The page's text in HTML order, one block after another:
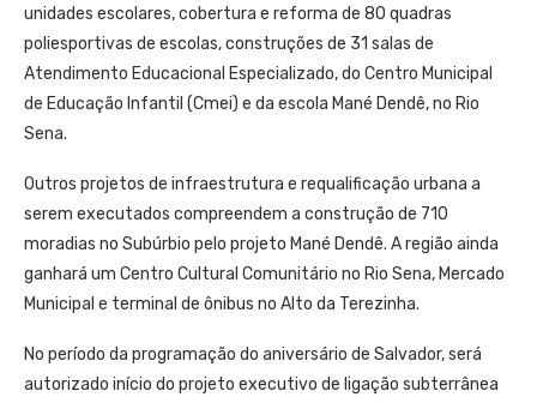
unidades escolares, cobertura e reforma de 80 quadras
poliesportivas de escolas, construções de 31 salas de
Atendimento Educacional Especializado, do Centro Municipal
de Educação Infantil (Cmei) e da escola Mané Dendê, no Rio
Sena.
Outros projetos de infraestrutura e requalificação urbana a
serem executados compreendem a construção de 710
moradias no Subúrbio pelo projeto Mané Dendê. A região ainda
ganhará um Centro Cultural Comunitário no Rio Sena, Mercado
Municipal e terminal de ônibus no Alto da Terezinha.
No período da programação do aniversário de Salvador, será
autorizado início do projeto executivo de ligação subterrânea